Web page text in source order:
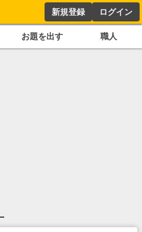
新規登録 ログイン
お題を出す 職人